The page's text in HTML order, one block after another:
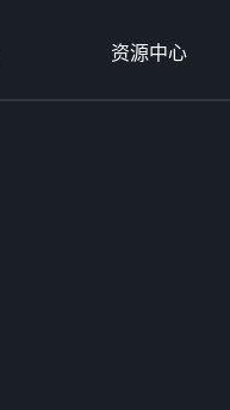
资源中心